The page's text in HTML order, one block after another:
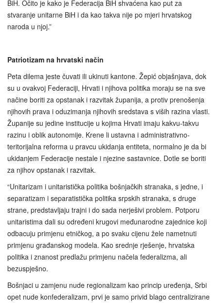
BiH. Očito je kako je Federacija BiH shvaćena kao put za
stvaranje unitarne BiH i da kao takva nije po mjeri hrvatskog
naroda u njoj.”
Patriotizam na hrvatski način
Peta dilema jeste čuvati ili ukinuti kantone. Žepić objašnjava, dok
su u ovakvoj Federaciji, Hrvati i njihova politika moraju se na sve
načine boriti za opstanak i razvitak županija, a protiv prenošenja
njihovih prava i oduzimanja njihovih sredstava s viših razina vlasti.
Županije su jedine institucije u kojima Hrvati imaju kakvu-takvu
razinu i oblik autonomije. Krene li ustavna i administrativno-
teritorijalna reforma u pravcu ukidanja entiteta, normalno je da bi
ukidanjem Federacije nestale i njezine sastavnice. Dotle se boriti
za njihov opstanak i razvitak.
“Unitarizam i unitaristička politika bošnjačkih stranaka, s jedne, i
separatizam i separatistička politika srpskih stranaka, s druge
strane, predstavljaju trajni i do sada nerješivi problem. Potporu
unitaristima dali su određeni krugovi međunarodne zajednice koji
odbacuju primjenu etničkog, a po svaku cijenu žele nametnuti
primjenu građanskog modela. Kao srednje rješenje, hrvatska
politika i znanost predlažu primjenu načela federalizma, ali
bezuspješno.
Bošnjaci u zamjenu nude regionalizam kao princip uređenja, Srbi
opet nude konfederalizam, prvi je samo privid blago centralizirane